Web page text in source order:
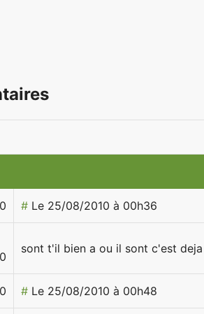
# Le 25/08/2010 à 00h36
sont t'il bien a ou il sont c'est
# Le 25/08/2010 à 00h48